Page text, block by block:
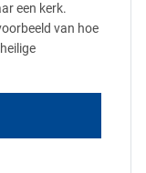
een kerk.
van hoe